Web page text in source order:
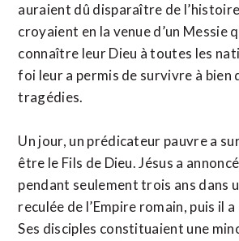
auraient dû disparaître de
croyaient en la venue d’un Messie
connaître leur Dieu à toutes les
foi leur a permis de survivre à bien
tragédies.
Un jour, un prédicateur pauvre a
être le Fils de Dieu. Jésus a
pendant seulement trois ans dans
reculée de l’Empire romain, puis il
Ses disciples constituaient une